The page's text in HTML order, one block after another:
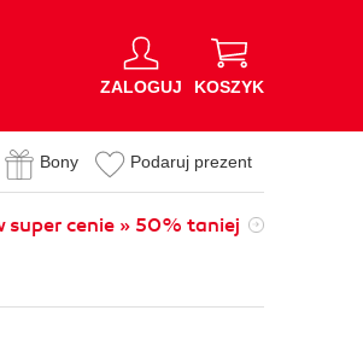
ZALOGUJ KOSZYK
Bony Podaruj prezent
super cenie » 50% taniej